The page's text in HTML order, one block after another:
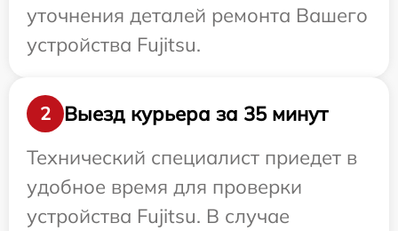
уточнения деталей ремонта Вашего
устройства Fujitsu.
2
Выезд курьера за 35 минут
Технический специалист приедет в
удобное время для проверки
устройства Fujitsu. В случае